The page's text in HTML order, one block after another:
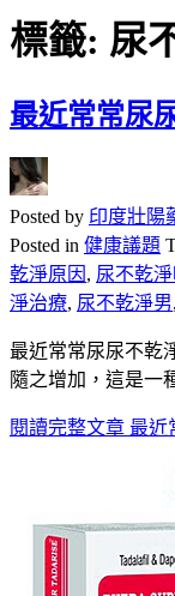
標籤: 尿
最近常常尿
Posted by 印度壯陽
Posted in 健康議題
乾淨原因 , 尿不乾
淨治療, 尿不乾淨男,
最近常常尿尿不乾
隨之增加，這是一
閱讀完整文章 最近